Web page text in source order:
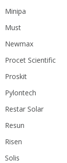
Minipa
Must
Newmax
Procet Scientific
Proskit
Pylontech
Restar Solar
Resun
Risen
Solis